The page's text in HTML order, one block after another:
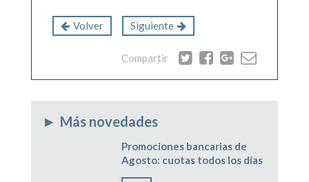
Volver Siguiente
Compartir
▶ Más novedades
Promociones bancarias de
Agosto: cuotas todos los días